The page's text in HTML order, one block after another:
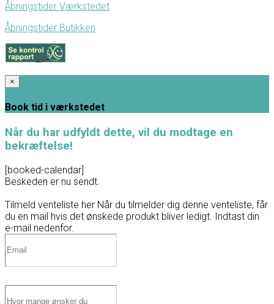
Åbningstider Værkstedet
Åbningstider Butikken
×
Book tid i værkstedet
Når du har udfyldt dette, vil du modtage en
bekræftelse!
[booked-calendar]
Beskeden er nu sendt.
Tilmeld venteliste her Når du tilmelder dig denne venteliste, får
du en mail hvis det ønskede produkt bliver ledigt. Indtast din
e-mail nedenfor.